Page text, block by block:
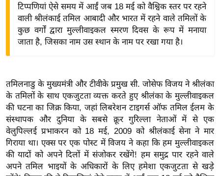
ष
ज्ञ
रा
य
ब
ज
ट
टिप्पणियां ऐसे समय में आईं जब 18 मई को वैश्विक स्तर पर रहने
वाली श्रीलंकाई तमिल आबादी और भारत में रहने वाले तमिलों के
कुछ वर्गों द्वारा मुल्लीवाइकल स्मरण दिवस के रूप में मनाया
जाता है, जिसका नाम उस स्थान के नाम पर रखा गया है।
तमिलनाडु के मुख्यमंत्री और टीवीके प्रमुख सी. जोसेफ विजय ने श्रीलंका
के तमिलों के साथ एकजुटता व्यक्त करते हुए श्रीलंका के मुल्लीवाइकल
की घटना का जिक्र किया, जहां लिबरेशन टाइगर्स ऑफ तमिल ईलम के
संस्थापक और दुनिया के सबसे क्रूर गुरिल्ला नेताओं में से एक
वेलुपिल्लई प्रभाकरन को 18 मई, 2009 को श्रीलंकाई सेना ने मार
गिराया था। एक्स पर एक पोस्ट में विजय ने कहा कि हम मुल्लीवाइकल
की यादों को अपने दिलों में संजोकर रखेंगे! हम समुद्र पार रहने वाले
अपने तमिल भाइयों के अधिकारों के लिए हमेशा एकजुटता से खड़े